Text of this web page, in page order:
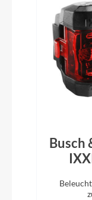
Top: 54mm
Busch